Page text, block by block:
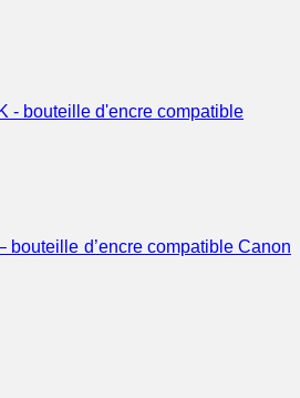
bouteille d’encre compatible Canon